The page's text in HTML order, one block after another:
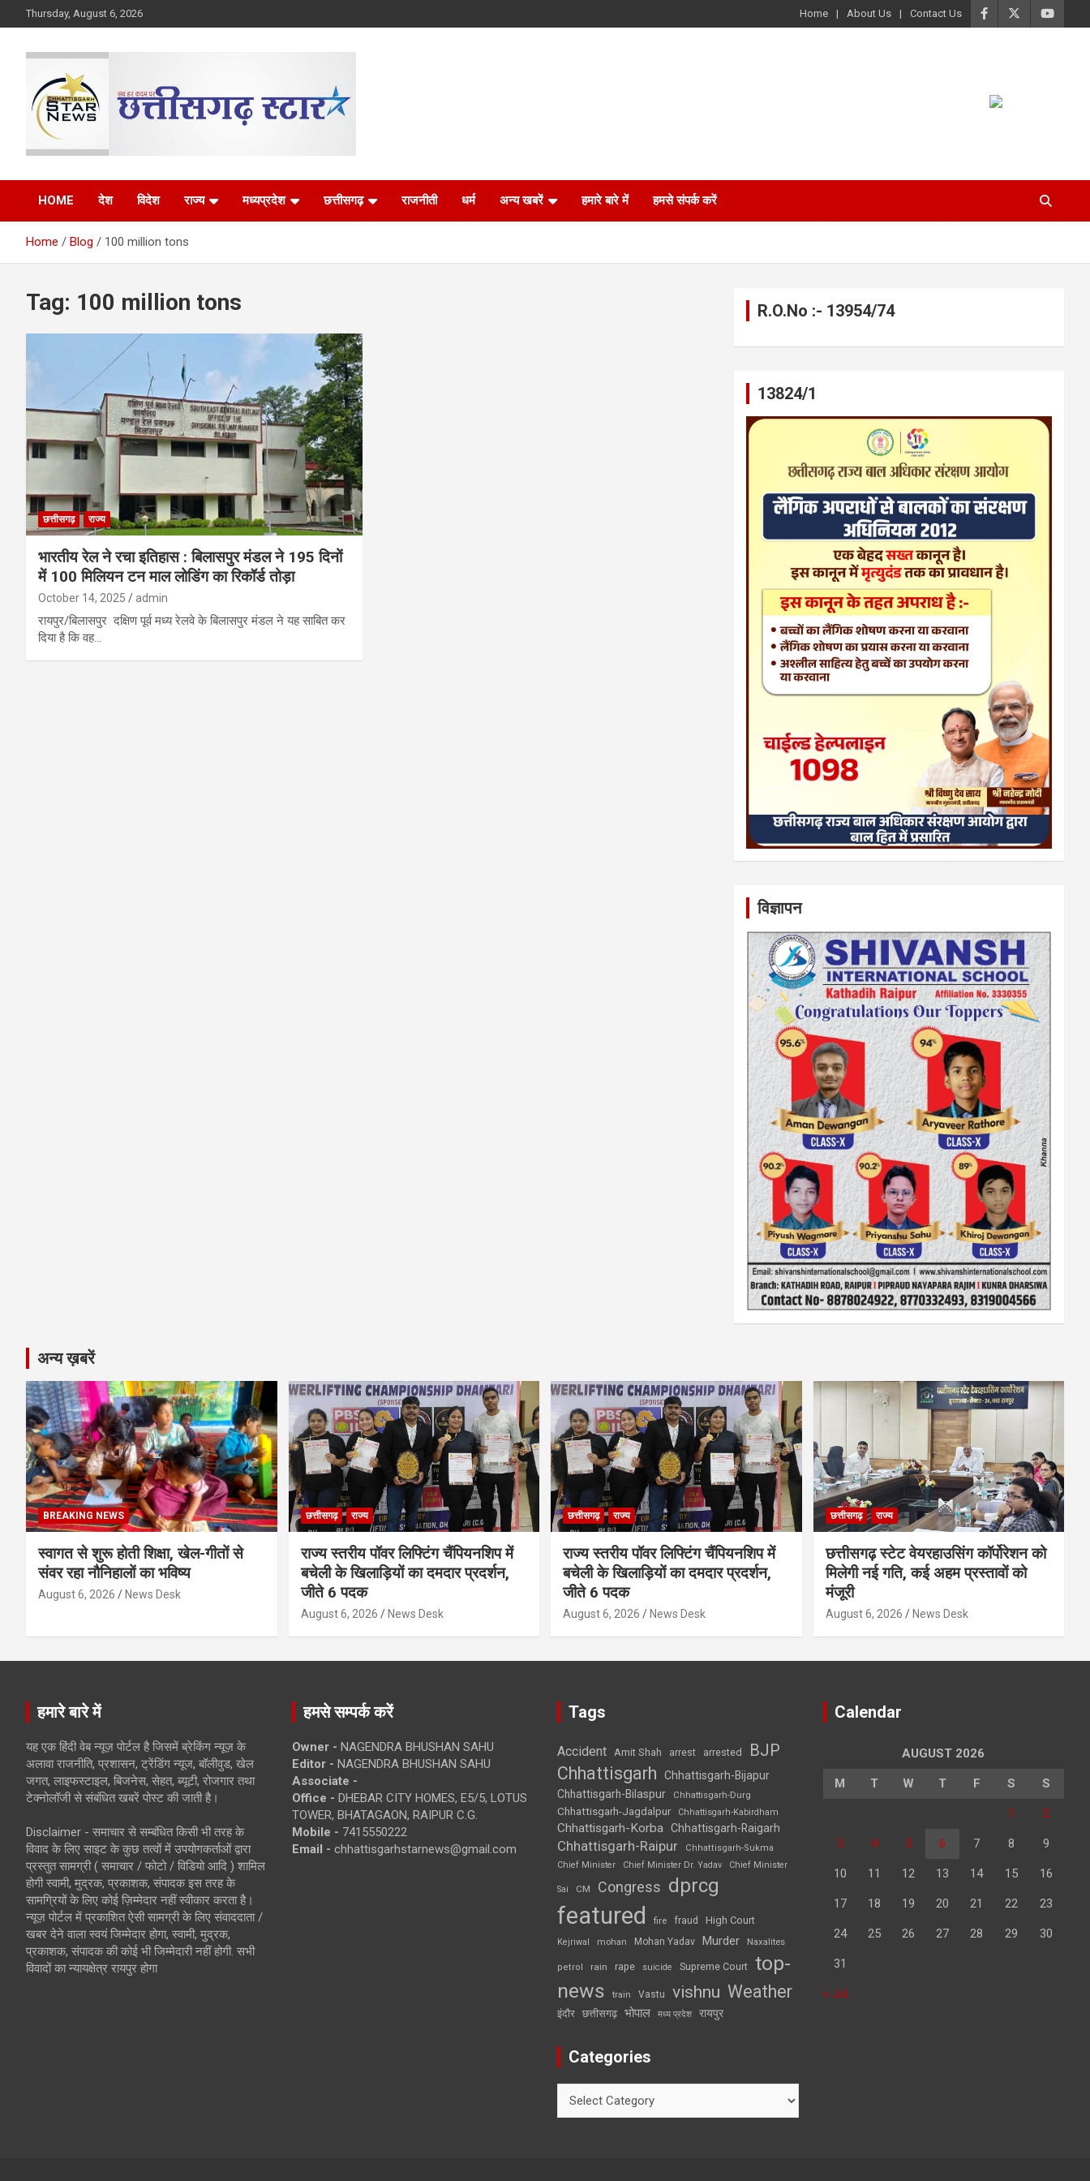
to
Thursday, August 6, 2026 Home About Us Contact Us
Chhattisgarh Star
HOME देश विदेश राज्य मध्यप्रदेश छत्तीसगढ़ राजनीती धर्म अन्य खबरें हमारे बारे में हमसे संपर्क करें
Home Blog 100 million tons
Tag: 100 million tons
छत्तीसगढ़ राज्य
भारतीय रेल ने रचा इतिहास : बिलासपुर मंडल ने 195 दिनों
में 100 मिलियन टन माल लोडिंग का रिकॉर्ड तोड़ा
October 14, 2025 admin
रायपुर/बिलासपुर दक्षिण पूर्व मध्य रेलवे के बिलासपुर मंडल ने यह साबित कर
दिया है कि वह…
R.O.No :- 13954/74
13824/1
विज्ञापन
अन्य ख़बरें
BREAKING NEWS
स्वागत से शुरू होती शिक्षा, खेल-गीतों से
संवर रहा नौनिहालों का भविष्य
August 6, 2026 News Desk
छत्तीसगढ़ राज्य
राज्य स्तरीय पॉवर लिफ्टिंग चैंपियनशिप में
बचेली के खिलाड़ियों का दमदार प्रदर्शन,
जीते 6 पदक
August 6, 2026 News Desk
छत्तीसगढ़ राज्य
राज्य स्तरीय पॉवर लिफ्टिंग चैंपियनशिप में
बचेली के खिलाड़ियों का दमदार प्रदर्शन,
जीते 6 पदक
August 6, 2026 News Desk
छत्तीसगढ़ राज्य
छत्तीसगढ़ स्टेट वेयरहाउसिंग कॉर्पोरेशन को
मिलेगी नई गति, कई अहम प्रस्तावों को
मंजूरी
August 6, 2026 News Desk
हमारे बारे में
यह एक हिंदी वेब न्यूज़ पोर्टल है जिसमें ब्रेकिंग न्यूज़ के
अलावा राजनीति, प्रशासन, ट्रेंडिंग न्यूज, बॉलीवुड, खेल
जगत, लाइफस्टाइल, बिजनेस, सेहत, ब्यूटी, रोजगार तथा
टेक्नोलॉजी से संबंधित खबरें पोस्ट की जाती है।
Disclaimer - समाचार से सम्बंधित किसी भी तरह के
विवाद के लिए साइट के कुछ तत्वों में उपयोगकर्ताओं द्वारा
प्रस्तुत सामग्री ( समाचार / फोटो / विडियो आदि ) शामिल
होगी स्वामी, मुद्रक, प्रकाशक, संपादक इस तरह के
सामग्रियों के लिए कोई ज़िम्मेदार नहीं स्वीकार करता है।
न्यूज़ पोर्टल में प्रकाशित ऐसी सामग्री के लिए संवाददाता /
खबर देने वाला स्वयं जिम्मेदार होगा, स्वामी, मुद्रक,
प्रकाशक, संपादक की कोई भी जिम्मेदारी नहीं होगी. सभी
विवादों का न्यायक्षेत्र रायपुर होगा
हमसे सम्पर्क करें
Owner - NAGENDRA BHUSHAN SAHU
Editor - NAGENDRA BHUSHAN SAHU
Associate -
Office - DHEBAR CITY HOMES, E5/5, LOTUS
TOWER, BHATAGAON, RAIPUR C.G.
Mobile - 7415550222
Email - chhattisgarhstarnews@gmail.com
Tags
Accident Amit Shah arrest arrested BJP
Chhattisgarh
Chhattisgarh-Bijapur
Chhattisgarh-Bilaspur
Chhattisgarh-Durg
Chhattisgarh-Jagdalpur Chhattisgarh-Kabirdham
Chhattisgarh-Korba Chhattisgarh-Raigarh
Chhattisgarh-Raipur
Chhattisgarh-Sukma
Chief Minister
Chief Minister Dr. Yadav Chief Minister
Sai CM Congress dprcg
featured fire fraud High Court
Kejriwal mohan Mohan Yadav Murder Naxalites
petrol rain rape suicide Supreme Court top-
news
train Vastu vishnu Weather
इंदौर छत्तीसगढ़ भोपाल मध्य प्रदेश रायपुर
Categories
Calendar
AUGUST 2026
M T W T F S S
1 2
3 4 5 6 7 8 9
10 11 12 13 14 15 16
17 18 19 20 21 22 23
24 25 26 27 28 29 30
31
« Jul